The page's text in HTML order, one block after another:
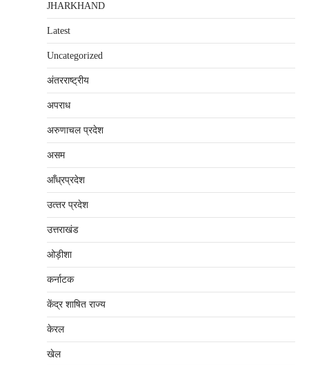
JHARKHAND
Latest
Uncategorized
अंतरराष्‍ट्रीय
अपराध
अरुणाचल प्रदेश
असम
आँध्रप्रदेश
उत्‍तर प्रदेश
उत्तराखंड
ओड़ीशा
कर्नाटक
केंद्र शाषित राज्य
केरल
खेल